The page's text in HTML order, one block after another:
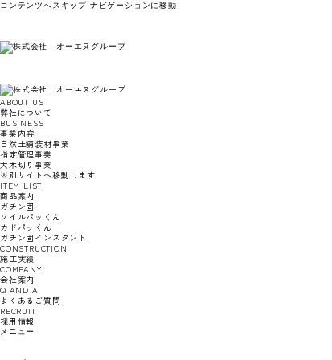
コンテンツへスキップ ナビゲーションに移動
ABOUT US
弊社について
BUSINESS
事業内容
自然土舗装材事業
指定管理事業
大木切り事業
※別サイトへ移動します
ITEM LIST
商品案内
ガチン固
ソイルパッくん
カドパッくん
ガチン固インスタント
CONSTRUCTION
施工実績
COMPANY
会社案内
Q AND A
よくあるご質問
RECRUIT
採用情報
メニュー